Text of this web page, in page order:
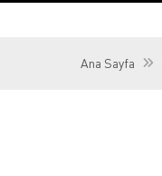
Ana Sayfa